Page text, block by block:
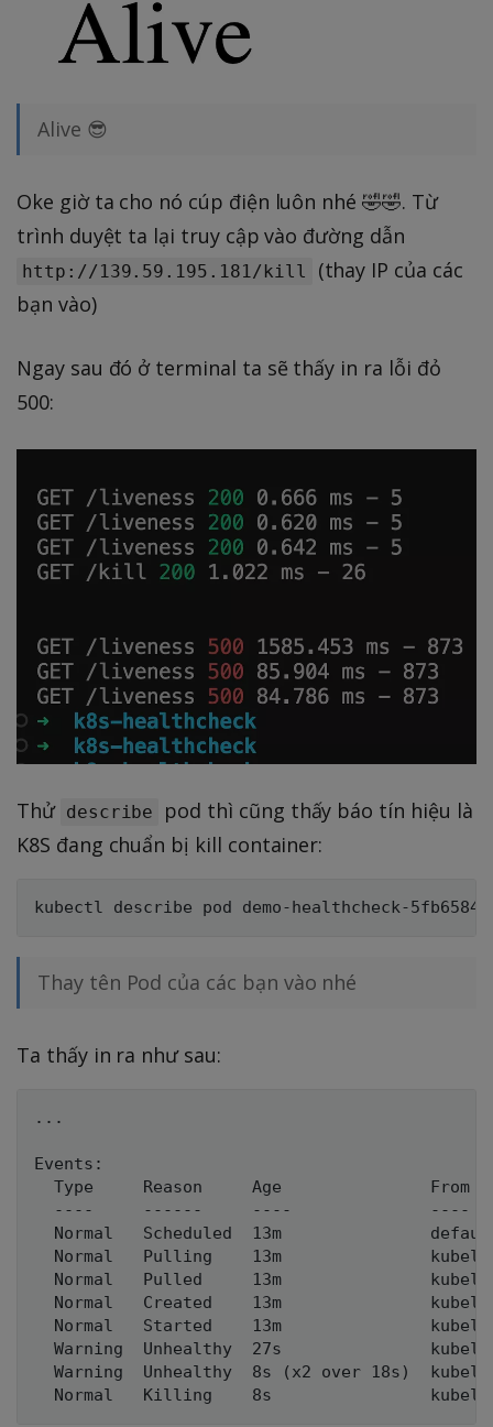
Alive 😎
Oke giờ ta cho nó cúp điện luôn nhé 🤣🤣. Từ
trình duyệt ta lại truy cập vào đường dẫn
http://139.59.195.181/kill
(thay IP của các
bạn vào)
Ngay sau đó ở terminal ta sẽ thấy in ra lỗi đỏ
500:
Thử describe
pod thì cũng thấy báo tín hiệu là
K8S đang chuẩn bị kill container:
Thay tên Pod của các bạn vào nhé
Ta thấy in ra như sau:
...
Events:
Type     Reason     Age               From
----     ------     ----              ----
Normal   Scheduled  13m
Normal   Pulling    13m
Normal   Pulled     13m
Normal   Created    13m
Normal   Started    13m
Warning  Unhealthy  27s
Warning  Unhealthy  8s (x2 over 18s)